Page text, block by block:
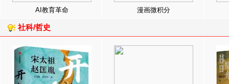
AI教育革命 漫画微积分
社科/哲史